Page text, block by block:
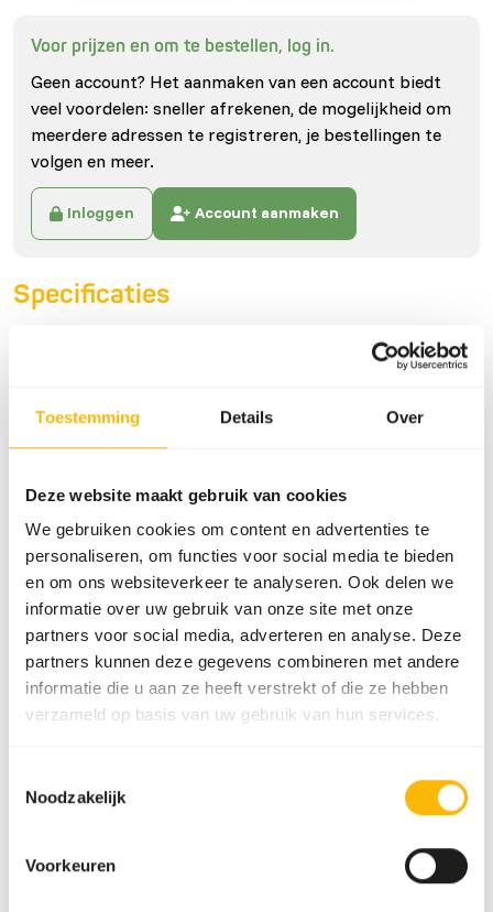
Toestemming Details Over
Deze website maakt gebruik van cookies
We gebruiken cookies om content en advertenties te
personaliseren, om functies voor social media te bieden
en om ons websiteverkeer te analyseren. Ook delen we
informatie over uw gebruik van onze site met onze
partners voor social media, adverteren en analyse. Deze
partners kunnen deze gegevens combineren met andere
informatie die u aan ze heeft verstrekt of die ze hebben
verzameld op basis van uw gebruik van hun services.
Noodzakelijk
Voorkeuren
Voor prijzen en om te bestellen, log in.
Geen account? Het aanmaken van een account biedt
veel voordelen: sneller afrekenen, de mogelijkheid om
meerdere adressen te registreren, je bestellingen te
volgen en meer.
Inloggen Account aanmaken
Specificaties
Artikel
Tortoise diet
Artikelnummer
Verkoopeenheid
11,3 kg zak
Voorraadstatus
Uit voorraad leverbaar
Details
Maat
12.7 x 19.05 mm